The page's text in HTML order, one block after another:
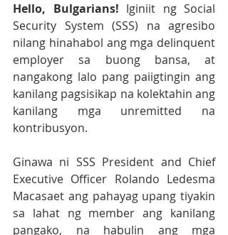
Hello, Bulgarians! Iginiit ng Social
Security System (SSS) na agresibo
nilang hinahabol ang mga delinquent
employer sa buong bansa, at
nangakong lalo pang paiigtingin ang
kanilang pagsisikap na kolektahin ang
kanilang mga unremitted na
kontribusyon.
Ginawa ni SSS President and Chief
Executive Officer Rolando Ledesma
Macasaet ang pahayag upang tiyakin
sa lahat ng member ang kanilang
pangako, na habulin ang mga